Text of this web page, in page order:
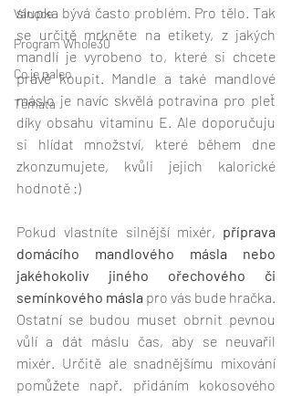
Vánoce
Program Whole30
Co je paleo
Témata
slupka bývá často problém. Pro tělo. Tak
se určitě mrkněte na etikety, z jakých
mandlí je vyrobeno to, které si chcete
právě koupit. Mandle a také mandlové
máslo je navíc skvělá potravina pro pleť
díky obsahu vitaminu E. Ale doporučuju
si hlídat množství, které během dne
zkonzumujete, kvůli jejich kalorické
hodnotě :)
Pokud vlastníte silnější mixér, příprava
domácího mandlového másla nebo
jakéhokoliv jiného ořechového či
semínkového másla pro vás bude hračka.
Ostatní se budou muset obrnit pevnou
vůlí a dát máslu čas, aby se neuvařil
mixér. Určitě ale snadnějšímu mixování
pomůžete např. přidáním kokosového